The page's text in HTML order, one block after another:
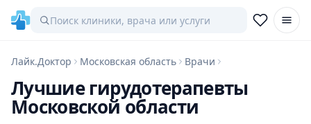
Лайк.Доктор Московская область Врачи
Лучшие гирудотерапевты
Московской области